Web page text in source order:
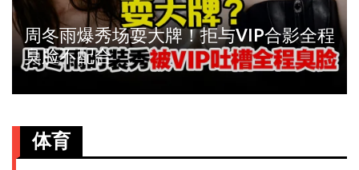
周冬雨爆秀场耍大牌！拒与VIP合影全程
臭脸不配合
体育